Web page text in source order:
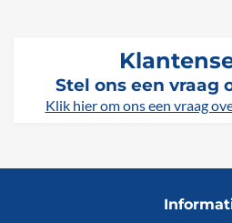
Stel ons een vraag
Klik hier om ons een vraag